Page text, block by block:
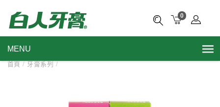
0
MENU
首頁/ 牙膏系列 /